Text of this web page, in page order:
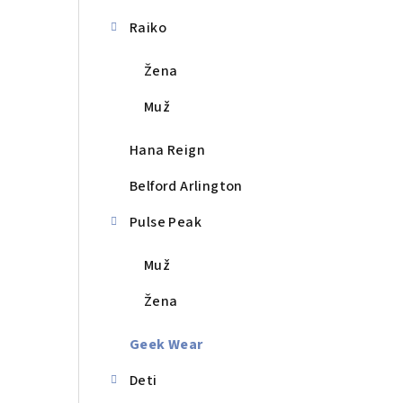
Raiko
Žena
Muž
Hana Reign
Belford Arlington
Pulse Peak
Muž
Žena
Geek Wear
Deti